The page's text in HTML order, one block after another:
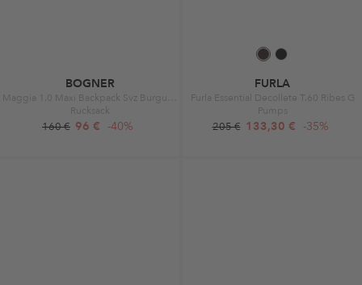
BOGNER
Rucksack
160 € 96 € -40%
FURLA
Furla Essential Decollete T.60 Ribes G
Pumps
205 € 133,30 € -35%